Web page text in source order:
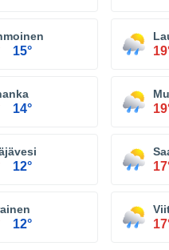
15°
14°
12°
12°